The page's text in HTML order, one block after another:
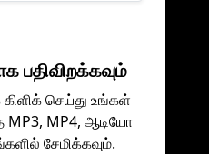
பதிவிறக்கவும்
செய்து உங்கள்
MP4, ஆடியோ
சேமிக்கவும்.